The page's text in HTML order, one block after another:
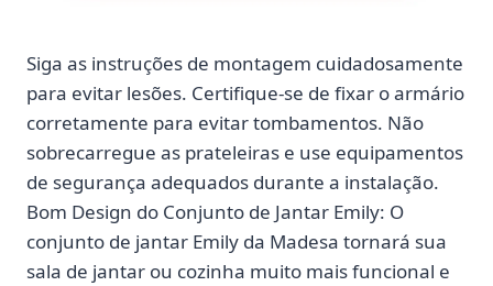
Siga as instruções de montagem cuidadosamente
para evitar lesões. Certifique-se de fixar o armário
corretamente para evitar tombamentos. Não
sobrecarregue as prateleiras e use equipamentos
de segurança adequados durante a instalação.
Bom Design do Conjunto de Jantar Emily: O
conjunto de jantar Emily da Madesa tornará sua
sala de jantar ou cozinha muito mais funcional e